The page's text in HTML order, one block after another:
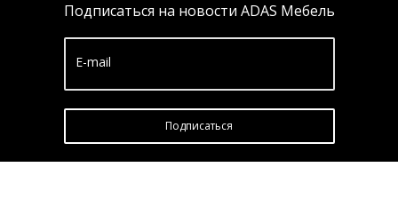
Подписаться на новости ADAS Мебель
E-mail
Подписатьcя